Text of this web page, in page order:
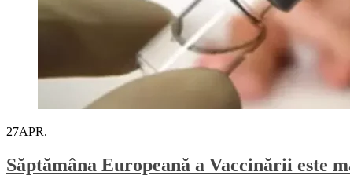
27APR.
Săptămâna Europeană a Vaccinării este